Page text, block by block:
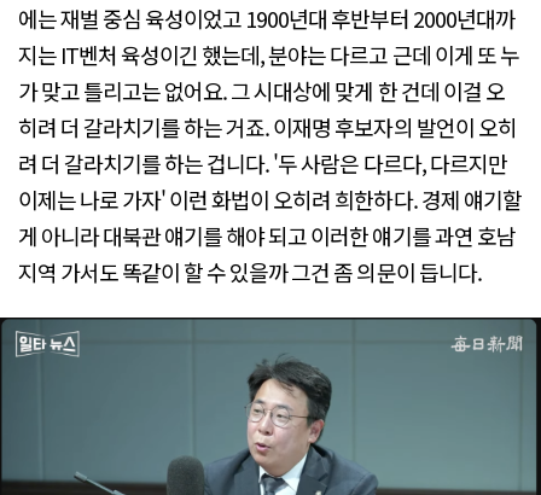
에는 재벌 중심 육성이었고 1900년대 후반부터 2000년대까
지는 IT벤처 육성이긴 했는데, 분야는 다르고 근데 이게 또 누
가 맞고 틀리고는 없어요. 그 시대상에 맞게 한 건데 이걸 오
히려 더 갈라치기를 하는 거죠. 이재명 후보자의 발언이 오히
려 더 갈라치기를 하는 겁니다. '두 사람은 다르다, 다르지만
이제는 나로 가자' 이런 화법이 오히려 희한하다. 경제 얘기할
게 아니라 대북관 얘기를 해야 되고 이러한 얘기를 과연 호남
지역 가서도 똑같이 할 수 있을까 그건 좀 의문이 듭니다.